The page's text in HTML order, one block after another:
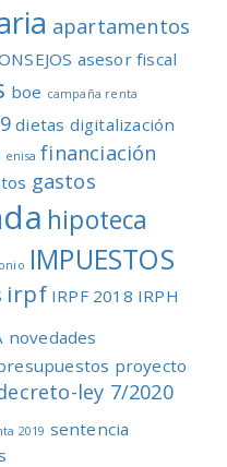
apartamentos
asesor fiscal
boe campaña renta
dietas digitalización
enisa financiación
gastos
hipoteca
IMPUESTOS
irpf IRPF 2018 IRPH
novedades
proyecto
ley 7/2020
2019 sentencia